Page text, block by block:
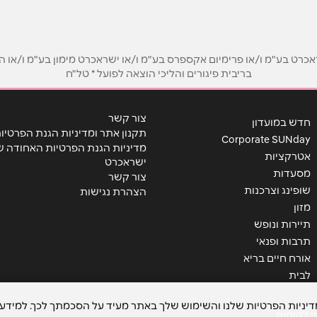
החיטה 1 MIXX Shopping Center
בע"מ ו/או פרימיום אקספרס בע"מ ו/או ישראכרט מימון בע"מ ו/או
בריבית פיגורים והליכי הוצאה לפועל * טל"ח
חדש במועדון
Corporate SUNday
אטרקציות
מסעדות
שופינג וצרכנות
מזון
תיירות ונופש
תרבות ופנאי
אורח חיים בריא
לבית
צור קשר
תקנון אתר ומדיניות הגנת
מדיניות הגנת הפרטיות האחודה
ישראכרט
צור קשר
הצהרת נגישות
הפרטיות שלנו והשימוש שלך באתר מעיד על הסכמתך לכך.